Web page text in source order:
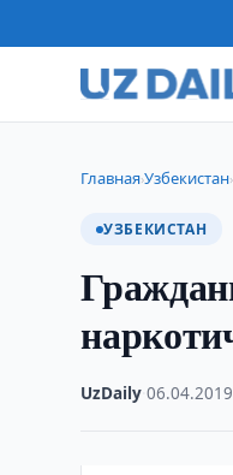
Главная›Узбекистан›
УЗБЕКИСТАН
UzDaily ·06.04.2019